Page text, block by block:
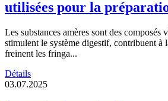
utilisées pour la
Les substances amères sont des composés
stimulent le système digestif, contribuent à
freinent les fringa...
Détails
03.07.2025